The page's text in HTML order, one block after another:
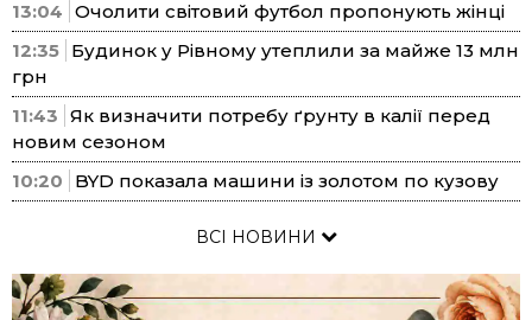
13:04 Очолити світовий футбол пропонують жінці
12:35 Будинок у Рівному утеплили за майже 13 млн
грн
11:43 Як визначити потребу ґрунту в калії перед
новим сезоном
10:20
BYD показала машини із золотом по кузову
ВСІ НОВИНИ